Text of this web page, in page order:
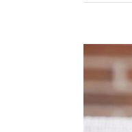
Zeige
grösseres
Bild